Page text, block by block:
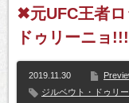
✖元UFC王者
ドゥリーニョ
2019.11.30
ジルベウト・ドゥリ